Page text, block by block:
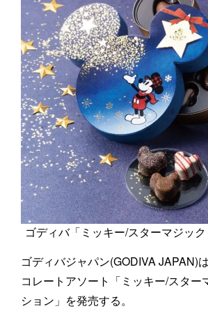
ゴディバ「ミッキー/スターマジック
ゴディバジャパン(GODIVA JAPAN)
コレートアソート「ミッキー/スター
ション」を発売する。